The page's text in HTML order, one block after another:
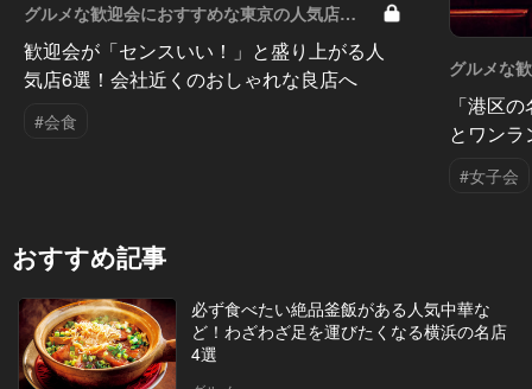
グルメな歓迎会におすすめな東京の人気店
Vol.8
歓迎会が「センスいい！」と盛り上がる人
気店6選！会社近くのおしゃれな良店へ
#会食
グルメな
Vol.7
「港区
とワン
#女子会
おすすめ記事
必ず食べたい絶品釜飯がある人気中華な
ど！わざわざ足を運びたくなる横浜の名店
4選